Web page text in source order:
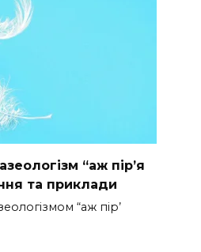
“аж пір’я
та приклади
“аж пір’